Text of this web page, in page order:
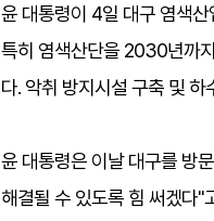
윤 대통령이 4일 대구 염색
특히 염색산단을 2030년까
다. 악취 방지시설 구축 및
윤 대통령은 이날 대구를 방
해결될 수 있도록 힘 써겠다"